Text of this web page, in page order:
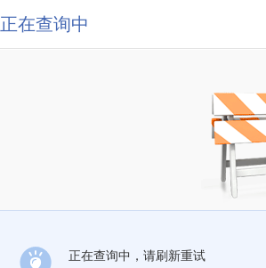
正在查询中
正在查询中，请刷新重试